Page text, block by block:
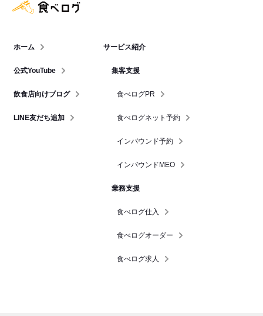
ホーム
公式YouTube
飲食店向けブログ
LINE友だち追加
サービス紹介
集客支援
食べログPR
食べログネット予約
インバウンド予約
インバウンドMEO
業務支援
食べログ仕入
食べログオーダー
食べログ求人